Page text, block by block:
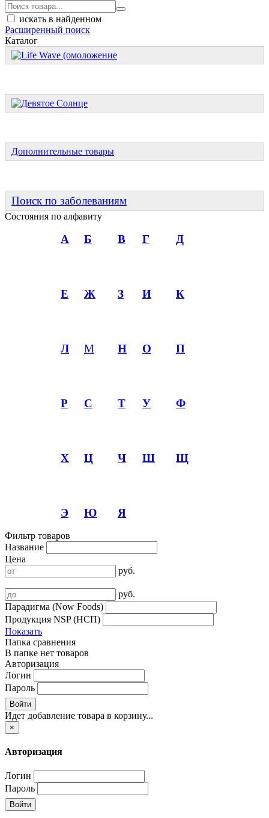
искать в найденном
Расширенный поиск
Каталог
Дополнительные товары
Поиск по заболеваниям
Состояния по алфавиту
А Б В Г Д
Е Ж З И К
Л М Н О П
Р С Т У Ф
Х Ц Ч Ш Щ
Э Ю Я
Фильтр товаров
Название
Цена
руб.
руб.
Парадигма (Now Foods)
Продукция NSP (НСП)
Показать
Папка сравнения
В папке нет товаров
Авторизация
Логин
Пароль
Войти
Идет добавление товара в корзину...
×
Авторизация
Логин
Пароль
Войти